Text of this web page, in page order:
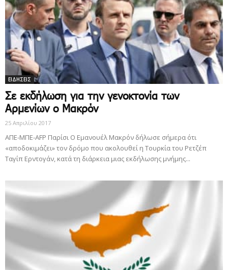
ΕΙΔΗΣΕΙΣ
Σε εκδήλωση για την γενοκτονία των
Αρμενίων ο Μακρόν
25 Απριλίου 2017
ΑΠΕ-ΜΠΕ-AFP Παρίσι Ο Εμανουέλ Μακρόν δήλωσε σήμερα ότι
«αποδοκιμάζει» τον δρόμο που ακολουθεί η Τουρκία του Ρετζέπ
Ταγίπ Ερντογάν, κατά τη διάρκεια μιας εκδήλωσης μνήμης...